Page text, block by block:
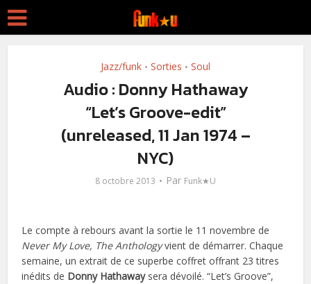
Jazz/funk • Sorties • Soul
Audio : Donny Hathaway
“Let’s Groove-edit”
(unreleased, 11 Jan 1974 –
NYC)
8 octobre 2013 Par Funk★U
Le compte à rebours avant la sortie le 11 novembre de
Never My Love, The Anthologyvient de démarrer. Chaque
semaine, un extrait de ce superbe coffret offrant 23 titres
inédits de Donny Hathawaysera dévoilé. “Let’s Groove”,